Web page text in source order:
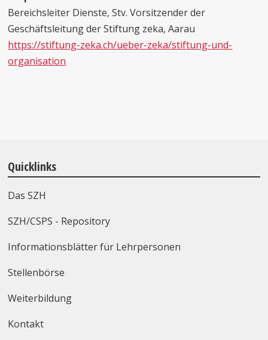
Bereichsleiter Dienste, Stv. Vorsitzender der
Geschäftsleitung der Stiftung zeka, Aarau
https://stiftung-zeka.ch/ueber-zeka/stiftung-und-
organisation
Quicklinks
Das SZH
SZH/CSPS - Repository
Informationsblätter für Lehrpersonen
Stellenbörse
Weiterbildung
Kontakt